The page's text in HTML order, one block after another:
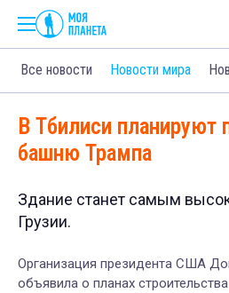
Все новости Новости мира
В Тбилиси планируют
башню Трампа
Здание станет самым
Грузии.
Организация президента США
объявила о планах